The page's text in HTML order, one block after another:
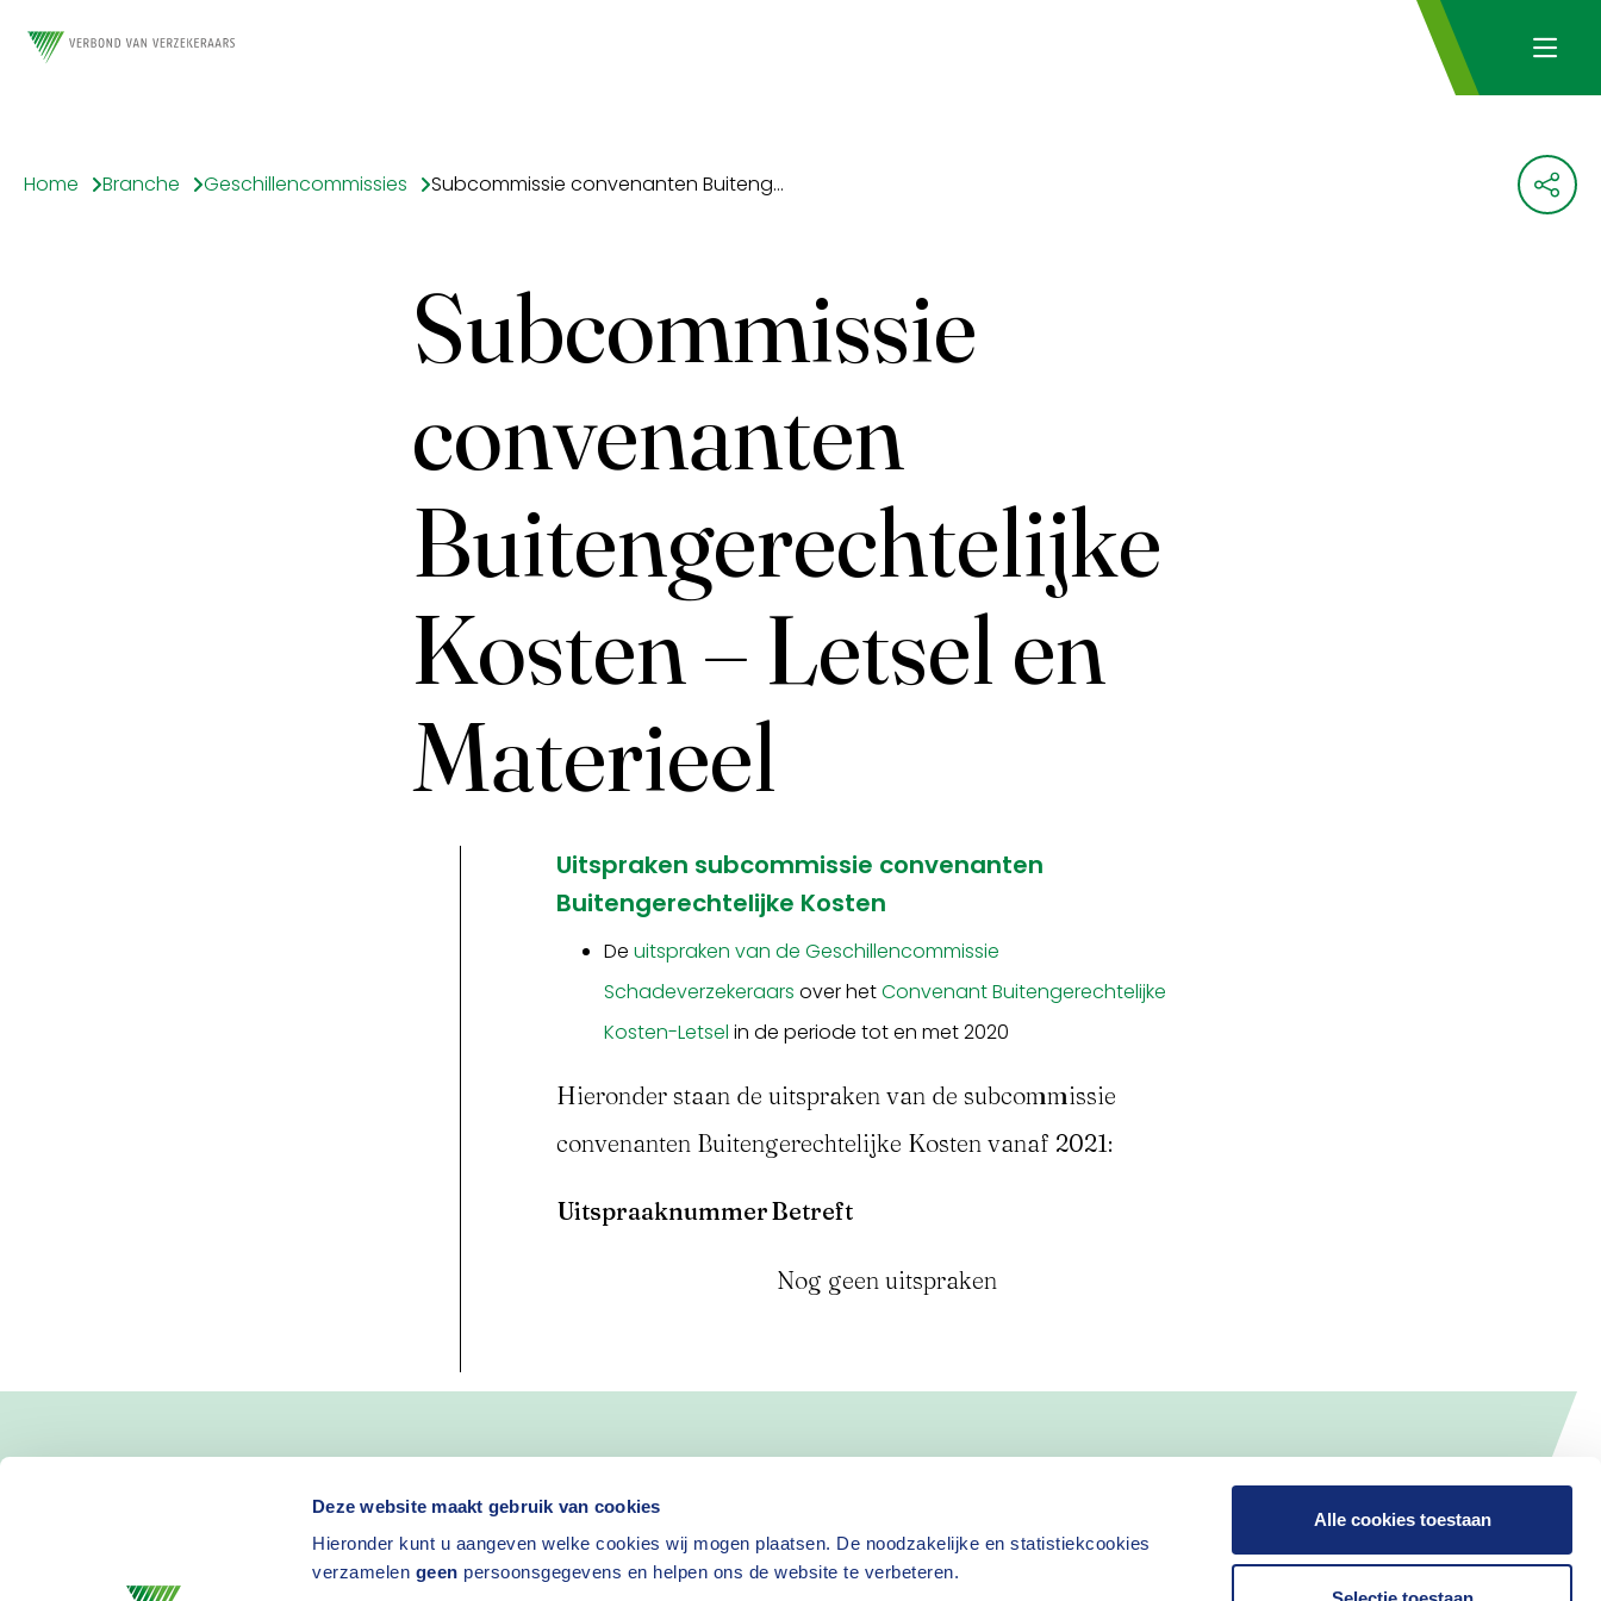
Deze website maakt gebruik van cookies
Hieronder kunt u aangeven welke cookies wij mogen plaatsen. De noodzakelijke en statistiekcookies
verzamelen geen persoonsgegevens en helpen ons de website te verbeteren.
Alle cookies toestaan
Home Branche Geschillencommissies Subcommissie convenanten Buitengerechtelijke Kosten – Letsel en Materieel
Subcommissie
convenanten
Buitengerechtelijke
Kosten – Letsel en
Materieel
Uitspraken subcommissie convenanten
Buitengerechtelijke Kosten
De uitspraken van de Geschillencommissie
Schadeverzekeraars over hetConvenant Buitengerechtelijke
Kosten-Letsel in de periode tot en met 2020
Hieronder staan de uitspraken van de subcommissie
convenanten Buitengerechtelijke Kosten vanaf 2021:
UitspraaknummerBetreft
Nog geen uitspraken
Blijf op de hoogte van nieuws
en activiteiten
Nieuwsbrief aanvragen